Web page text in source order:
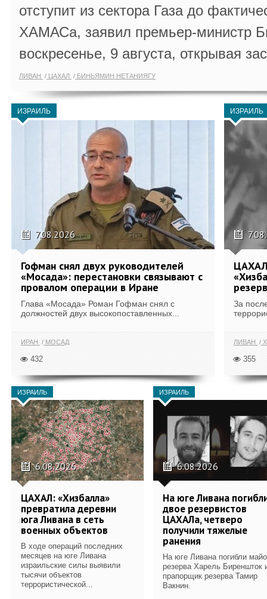
отступит из сектора Газа до
ХАМАСа, заявил премьер-министр
воскресенье, 9 августа, открывая
ЛИВАН ЦАХАЛ БИНЬЯМИН НЕТАНИЯГУ
ИЗРАИЛЬ
7.08.2026
Гофман снял двух руководителей
«Мосада»: перестановки связывают с
провалом операции в Иране
Глава «Мосада» Роман Гофман снял с
должностей двух высокопоставленных...
ИРАН МОСАД
432
ИЗРАИЛЬ
ЦАХАЛ
За
ЛИВАН
355
ИЗРАИЛЬ
6.08.2026
ЦАХАЛ: «Хизбалла»
превратила деревни
юга Ливана в сеть
военных объектов
В ходе операций последних
месяцев на юге Ливана
израильские силы выявили
тысячи объектов
террористической...
ИЗРАИЛЬ
6.08.2026
На юге Ливана
двое резервистов
ЦАХАЛа, четверо
получили тяжелые
ранения
На юге Ливана погибли
резерва Харель Биреншток
прапорщик резерва Тамир
Вакнин.